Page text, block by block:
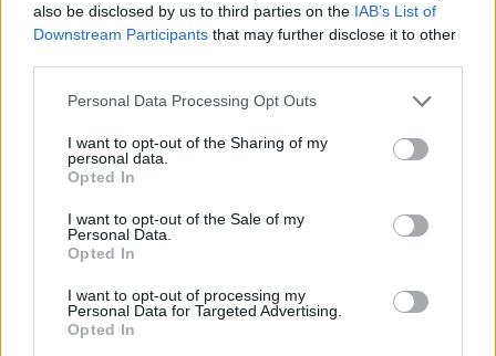
also be disclosed by us to third parties on the IAB’s List of
Downstream Participants that may further disclose it to other
Please note that this website/app uses one or more Google
not limited to your visit or usage behaviour. You may click to
grant or deny consent to Google and its third-party tags to
use your data for below specified purposes in below Google
consent section.
Personal Data Processing Opt Outs
I want to opt-out of the Sharing of my
personal data.
Opted In
I want to opt-out of the Sale of my
Personal Data.
Opted In
I want to opt-out of processing my
Personal Data for Targeted Advertising.
Opted In